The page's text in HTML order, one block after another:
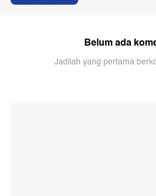
Belum ada
Jadilah yang pertama